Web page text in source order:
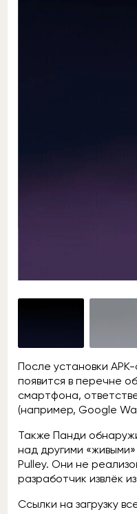
После установки
появится в перечне
смартфона,
(например, Google
Также Панди
над другими
Pulley. Они не
разработчик извлёк
Ссылки на загрузку